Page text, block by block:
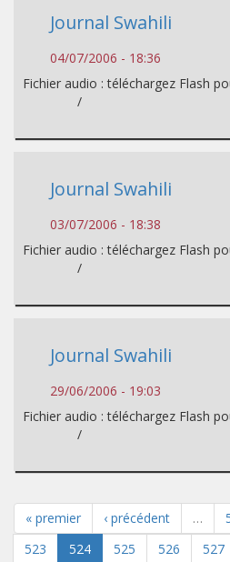
Journal Swahili
04/07/2006 - 18:36
Fichier audio : téléchargez Flash
/
Journal Swahili
03/07/2006 - 18:38
Fichier audio : téléchargez Flash
/
Journal Swahili
29/06/2006 - 19:03
Fichier audio : téléchargez Flash
/
« premier ‹ précédent …
523
524 525 526 527